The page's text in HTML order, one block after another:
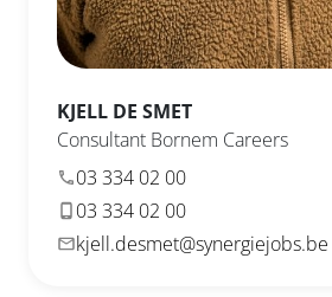
KJELL DE SMET
Consultant Bornem Careers
03 334 02 00
03 334 02 00
kjell.desmet@synergiejobs.be